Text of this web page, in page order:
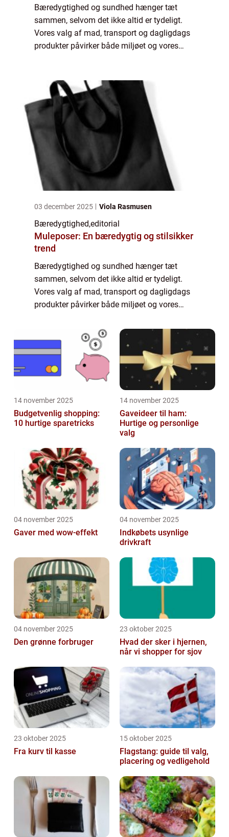
Bæredygtighed og sundhed hænger tæt
sammen, selvom det ikke altid er tydeligt.
Vores valg af mad, transport og dagligdags
produkter påvirker både miljøet og vores
03 december 2025 Viola Rasmusen
Bæredygtighed,editorial
Muleposer: En bæredygtig og stilsikker
trend
Bæredygtighed og sundhed hænger tæt
sammen, selvom det ikke altid er tydeligt.
Vores valg af mad, transport og dagligdags
produkter påvirker både miljøet og vores
14 november 2025
Budgetvenlig shopping:
10 hurtige sparetricks
14 november 2025
Gaveideer til ham:
Hurtige og personlige
valg
04 november 2025
Gaver med wow-effekt
04 november 2025
Indkøbets usynlige
drivkraft
04 november 2025
Den grønne forbruger
23 oktober 2025
Hvad der sker i hjernen,
når vi shopper for sjov
23 oktober 2025
Fra kurv til kasse
15 oktober 2025
Flagstang: guide til valg,
placering og vedligehold